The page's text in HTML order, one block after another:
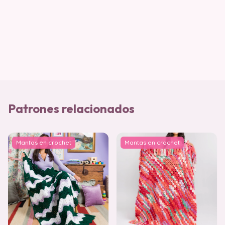
Patrones relacionados
Mantas en crochet Mantas en crochet